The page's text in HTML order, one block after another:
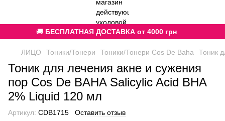
🚚 БЕСПЛАТНАЯ ДОСТАВКА от 4000 грн
ЛИЦО Тоники/Тонери Тоники/Тонери Cos De Baha Тоник
Тоник для лечения акне и сужения
пор Cos De BAHA Salicylic Acid BHA
2% Liquid 120 мл
Артикул: CDB1715 Оставить отзыв